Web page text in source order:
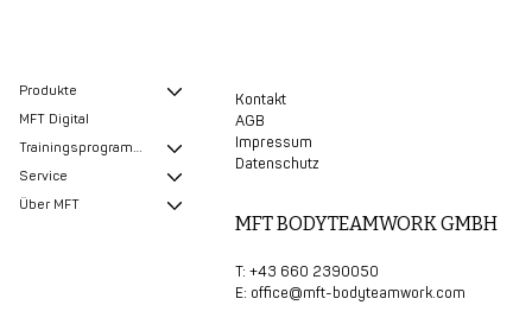
Produkte
MFT Digital
Trainingsprogramme
Service
Über MFT
T: +43 660 2390050
E: office@mft-bodyteamwork.com
MFT BODYTEAMWORK GMBH
Kontakt
AGB
Impressum
Datenschutz